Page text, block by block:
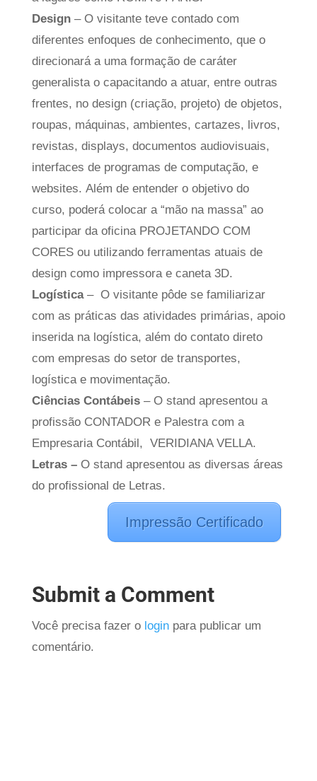
Design – O visitante teve contado com
diferentes enfoques de conhecimento, que o
direcionará a uma formação de caráter
generalista o capacitando a atuar, entre outras
frentes, no design (criação, projeto) de objetos,
roupas, máquinas, ambientes, cartazes, livros,
revistas, displays, documentos audiovisuais,
interfaces de programas de computação, e
websites. Além de entender o objetivo do
curso, poderá colocar a “mão na massa” ao
participar da oficina PROJETANDO COM
CORES ou utilizando ferramentas atuais de
design como impressora e caneta 3D.
Logística– O visitante pôde se familiarizar
com as práticas das atividades primárias, apoio
inserida na logística, além do contato direto
com empresas do setor de transportes,
logística e movimentação.
Ciências Contábeis– O stand apresentou a
profissão CONTADOR e Palestra com a
Empresaria Contábil, VERIDIANA VELLA.
Letras – O stand apresentou as diversas áreas
do profissional de Letras.
Impressão Certificado
Submit a Comment
Você precisa fazer o loginpara publicar um
comentário.